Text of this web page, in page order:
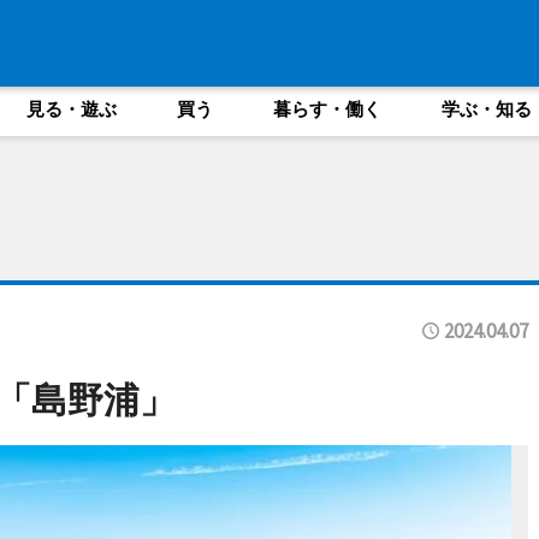
見る・遊ぶ 買う 暮らす・働く 学ぶ・知る
2024.04.07
島野浦」